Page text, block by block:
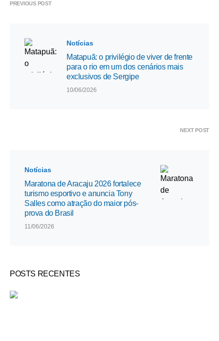
PREVIOUS POST
Notícias
Matapuã: o privilégio de viver de frente
para o rio em um dos cenários mais
exclusivos de Sergipe
10/06/2026
NEXT POST
Notícias
Maratona de Aracaju 2026 fortalece
turismo esportivo e anuncia Tony
Salles como atração do maior pós-
prova do Brasil
11/06/2026
POSTS RECENTES